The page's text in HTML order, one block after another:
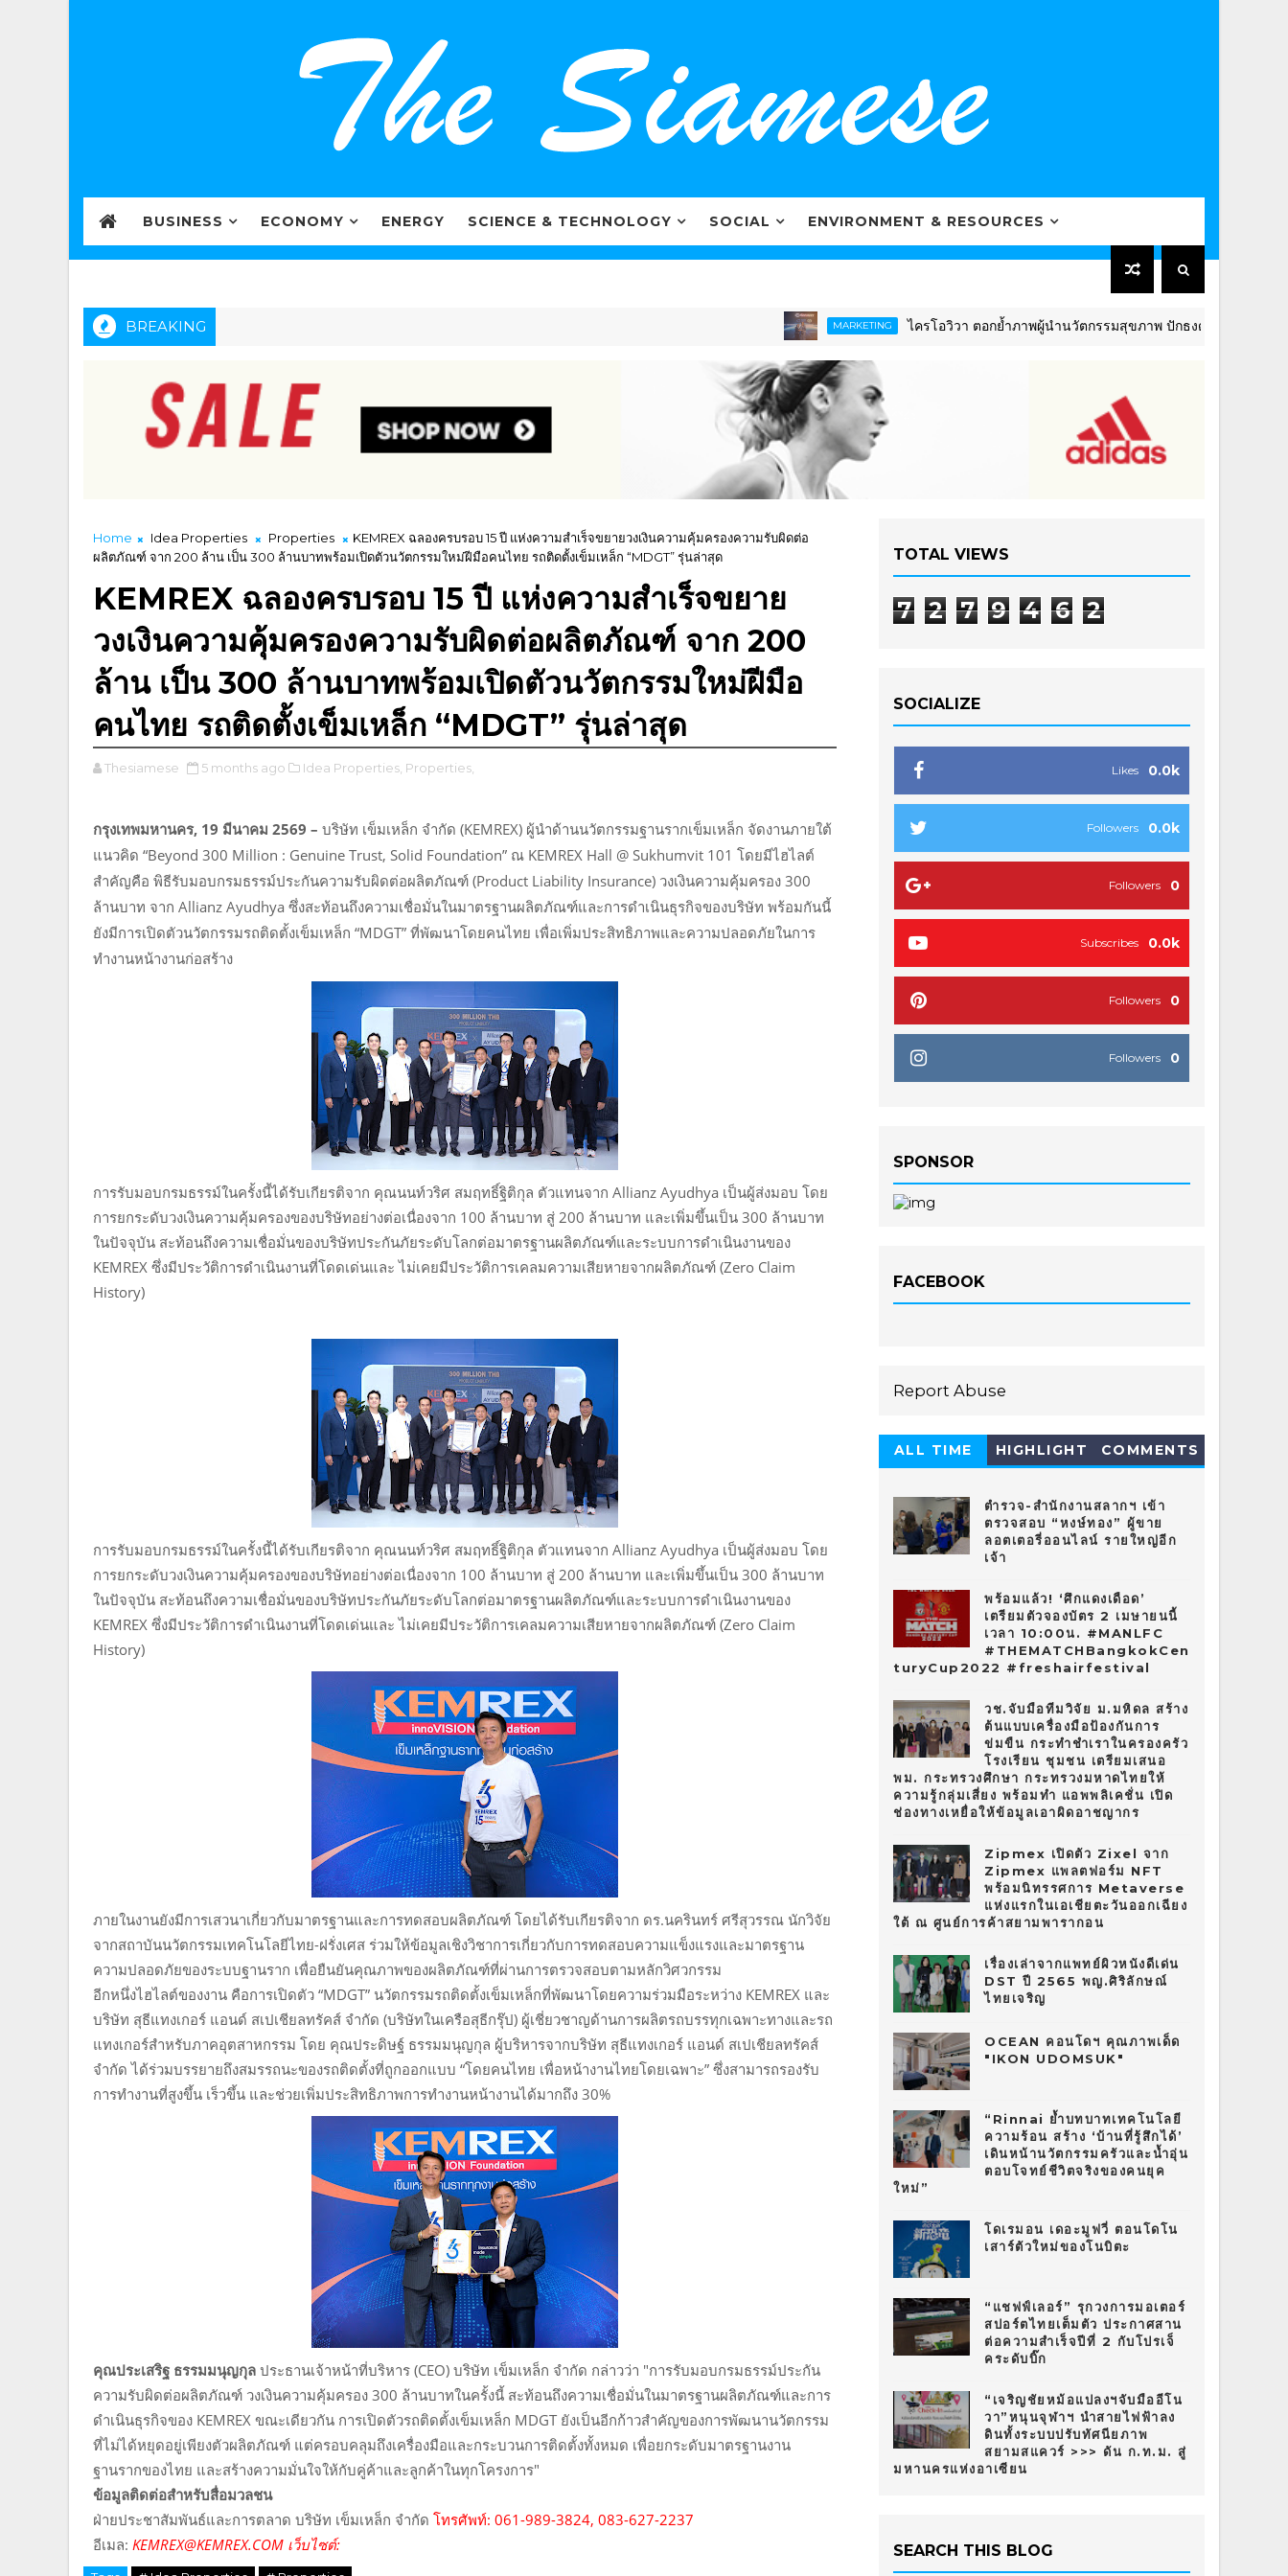
BUSINESS ECONOMY ENERGY SCIENCE & TECHNOLOGY SOCIAL ENVIRONMENT & RESOURCES
BREAKING MARKETING ไครโอวิวา ตอกย้ำภาพผู้นำนวัตกรรมสุขภาพ ปักธงดันไทยสู่ “Global
Home Idea Properties Properties
KEMREX ฉลองครบรอบ 15 ปี แห่งความสำเร็จขยายวงเงินความคุ้มครองความรับผิดต่อ
ผลิตภัณฑ์ จาก 200 ล้าน เป็น 300 ล้านบาทพร้อมเปิดตัวนวัตกรรมใหม่ฝีมือคนไทย รถติดตั้งเข็มเหล็ก “MDGT” รุ่นล่าสุด
KEMREX ฉลองครบรอบ 15 ปี แห่งความสำเร็จขยาย
วงเงินความคุ้มครองความรับผิดต่อผลิตภัณฑ์ จาก 200
ล้าน เป็น 300 ล้านบาทพร้อมเปิดตัวนวัตกรรมใหม่ฝีมือ
คนไทย รถติดตั้งเข็มเหล็ก “MDGT” รุ่นล่าสุด
Thesiamese 5 months ago Idea Properties, Properties,
กรุงเทพมหานคร, 19 มีนาคม 2569 – บริษัท เข็มเหล็ก จำกัด (KEMREX) ผู้นำด้านนวัตกรรมฐานรากเข็มเหล็ก จัดงานภายใต้
แนวคิด “Beyond 300 Million : Genuine Trust, Solid Foundation” ณ KEMREX Hall @ Sukhumvit 101 โดยมีไฮไลต์
สำคัญคือ พิธีรับมอบกรมธรรม์ประกันความรับผิดต่อผลิตภัณฑ์ (Product Liability Insurance) วงเงินความคุ้มครอง 300
ล้านบาท จาก Allianz Ayudhya ซึ่งสะท้อนถึงความเชื่อมั่นในมาตรฐานผลิตภัณฑ์และการดำเนินธุรกิจของบริษัท พร้อมกันนี้
ยังมีการเปิดตัวนวัตกรรมรถติดตั้งเข็มเหล็ก “MDGT” ที่พัฒนาโดยคนไทย เพื่อเพิ่มประสิทธิภาพและความปลอดภัยในการ
ทำงานหน้างานก่อสร้าง
การรับมอบกรมธรรม์ในครั้งนี้ได้รับเกียรติจาก คุณนนท์วริศ สมฤทธิ์ฐิติกุล ตัวแทนจาก Allianz Ayudhya เป็นผู้ส่งมอบ โดย
การยกระดับวงเงินความคุ้มครองของบริษัทอย่างต่อเนื่องจาก 100 ล้านบาท สู่ 200 ล้านบาท และเพิ่มขึ้นเป็น 300 ล้านบาท
ในปัจจุบัน สะท้อนถึงความเชื่อมั่นของบริษัทประกันภัยระดับโลกต่อมาตรฐานผลิตภัณฑ์และระบบการดำเนินงานของ
KEMREX ซึ่งมีประวัติการดำเนินงานที่โดดเด่นและ ไม่เคยมีประวัติการเคลมความเสียหายจากผลิตภัณฑ์ (Zero Claim
History)
การรับมอบกรมธรรม์ในครั้งนี้ได้รับเกียรติจาก คุณนนท์วริศ สมฤทธิ์ฐิติกุล ตัวแทนจาก Allianz Ayudhya เป็นผู้ส่งมอบ โดย
การยกระดับวงเงินความคุ้มครองของบริษัทอย่างต่อเนื่องจาก 100 ล้านบาท สู่ 200 ล้านบาท และเพิ่มขึ้นเป็น 300 ล้านบาท
ในปัจจุบัน สะท้อนถึงความเชื่อมั่นของบริษัทประกันภัยระดับโลกต่อมาตรฐานผลิตภัณฑ์และระบบการดำเนินงานของ
KEMREX ซึ่งมีประวัติการดำเนินงานที่โดดเด่นและ ไม่เคยมีประวัติการเคลมความเสียหายจากผลิตภัณฑ์ (Zero Claim
History)
ภายในงานยังมีการเสวนาเกี่ยวกับมาตรฐานและการทดสอบผลิตภัณฑ์ โดยได้รับเกียรติจาก ดร.นครินทร์ ศรีสุวรรณ นักวิจัย
จากสถาบันนวัตกรรมเทคโนโลยีไทย-ฝรั่งเศส ร่วมให้ข้อมูลเชิงวิชาการเกี่ยวกับการทดสอบความแข็งแรงและมาตรฐาน
ความปลอดภัยของระบบฐานราก เพื่อยืนยันคุณภาพของผลิตภัณฑ์ที่ผ่านการตรวจสอบตามหลักวิศวกรรม
อีกหนึ่งไฮไลต์ของงาน คือการเปิดตัว “MDGT” นวัตกรรมรถติดตั้งเข็มเหล็กที่พัฒนาโดยความร่วมมือระหว่าง KEMREX และ
บริษัท สุธีแทงเกอร์ แอนด์ สเปเชียลทรัคส์ จำกัด (บริษัทในเครือสุธีกรุ๊ป) ผู้เชี่ยวชาญด้านการผลิตรถบรรทุกเฉพาะทางและรถ
แทงเกอร์สำหรับภาคอุตสาหกรรม โดย คุณประดิษฐ์ ธรรมมนุญกุล ผู้บริหารจากบริษัท สุธีแทงเกอร์ แอนด์ สเปเชียลทรัคส์
จำกัด ได้ร่วมบรรยายถึงสมรรถนะของรถติดตั้งที่ถูกออกแบบ “โดยคนไทย เพื่อหน้างานไทยโดยเฉพาะ” ซึ่งสามารถรองรับ
การทำงานที่สูงขึ้น เร็วขึ้น และช่วยเพิ่มประสิทธิภาพการทำงานหน้างานได้มากถึง 30%
คุณประเสริฐ ธรรมมนุญกุล ประธานเจ้าหน้าที่บริหาร (CEO) บริษัท เข็มเหล็ก จำกัด กล่าวว่า "การรับมอบกรมธรรม์ประกัน
ความรับผิดต่อผลิตภัณฑ์ วงเงินความคุ้มครอง 300 ล้านบาทในครั้งนี้ สะท้อนถึงความเชื่อมั่นในมาตรฐานผลิตภัณฑ์และการ
ดำเนินธุรกิจของ KEMREX ขณะเดียวกัน การเปิดตัวรถติดตั้งเข็มเหล็ก MDGT ยังเป็นอีกก้าวสำคัญของการพัฒนานวัตกรรม
ที่ไม่ได้หยุดอยู่เพียงตัวผลิตภัณฑ์ แต่ครอบคลุมถึงเครื่องมือและกระบวนการติดตั้งทั้งหมด เพื่อยกระดับมาตรฐานงาน
ฐานรากของไทย และสร้างความมั่นใจให้กับคู่ค้าและลูกค้าในทุกโครงการ"
ข้อมูลติดต่อสำหรับสื่อมวลชน
ฝ่ายประชาสัมพันธ์และการตลาด บริษัท เข็มเหล็ก จำกัด โทรศัพท์: 061-989-3824, 083-627-2237
อีเมล: KEMREX@KEMREX.COM เว็บไซต์:
TOTAL VIEWS
7 2 7 9 4 6 2
SOCIALIZE
0.0k
Likes
0.0k
Followers
0
Followers
0.0k
Subscribes
0
Followers
0
Followers
SPONSOR
FACEBOOK
Report Abuse
ALL TIME
HIGHLIGHT COMMENTS
ตำรวจ-สำนักงานสลากฯ เข้า
ตรวจสอบ “หงษ์ทอง” ผู้ขาย
ลอตเตอรี่ออนไลน์ รายใหญ่อีก
เจ้า
พร้อมแล้ว! ‘ศึกแดงเดือด’
เตรียมตัวจองบัตร 2 เมษายนนี้
เวลา 10:00น. #MANLFC
#THEMATCHBangkokCen
turyCup2022 #freshairfestival
วช.จับมือทีมวิจัย ม.มหิดล สร้าง
ต้นแบบเครื่องมือป้องกันการ
ข่มขืน กระทำชำเราในครองครัว
โรงเรียน ชุมชน เตรียมเสนอ
พม. กระทรวงศึกษา กระทรวงมหาดไทยให้
ความรู้กลุ่มเสี่ยง พร้อมทำ แอพพลิเคชั่น เปิด
ช่องทางเหยื่อให้ข้อมูลเอาผิดอาชญากร
Zipmex เปิดตัว Zixel จาก
Zipmex แพลตฟอร์ม NFT
พร้อมนิทรรศการ Metaverse
แห่งแรกในเอเชียตะวันออกเฉียง
ใต้ ณ ศูนย์การค้าสยามพารากอน
เรื่องเล่าจากแพทย์ผิวหนังดีเด่น
DST ปี 2565 พญ.ศิริลักษณ์
ไทยเจริญ
OCEAN คอนโดฯ คุณภาพเด็ด
"IKON UDOMSUK"
“Rinnai ย้ำบทบาทเทคโนโลยี
ความร้อน สร้าง ‘บ้านที่รู้สึกได้’
เดินหน้านวัตกรรมครัวและน้ำอุ่น
ตอบโจทย์ชีวิตจริงของคนยุค
ใหม่”
โดเรมอน เดอะมูฟวี่ ตอนโดโน
เสาร์ตัวใหม่ของโนบิตะ
“แชฟฟ์เลอร์” รุกวงการมอเตอร์
สปอร์ตไทยเต็มตัว ประกาศสาน
ต่อความสำเร็จปีที่ 2 กับโปรเจ็
คระดับบิ๊ก
“เจริญชัยหม้อแปลงฯจับมืออีโน
วา”หนุนจุฬาฯ นำสายไฟฟ้าลง
ดินทั้งระบบปรับทัศนียภาพ
สยามสแควร์ >>> ดัน ก.ท.ม. สู่
มหานครแห่งอาเซียน
SEARCH THIS BLOG